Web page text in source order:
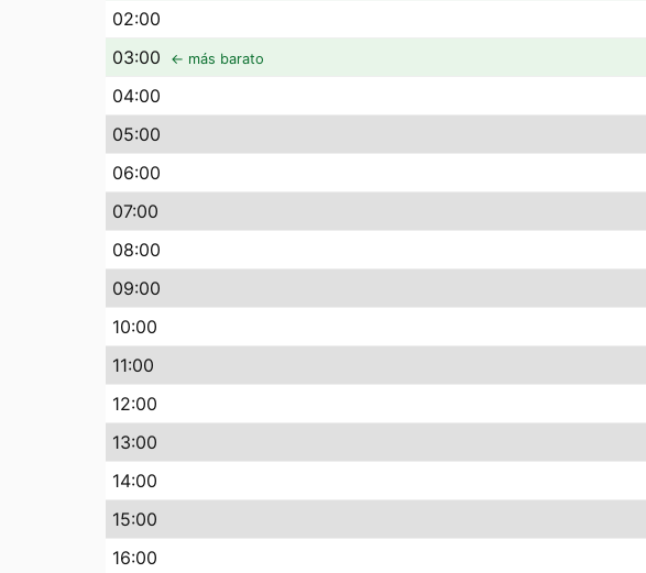
02:00
03:00 ← más barato
04:00
05:00
06:00
07:00
08:00
09:00
10:00
11:00
12:00
13:00
14:00
15:00
16:00